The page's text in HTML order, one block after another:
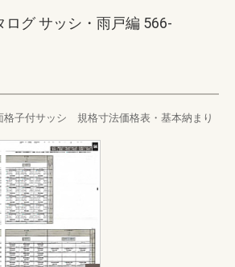
グ サッシ・雨戸編 566-
子付サッシ 規格寸法価格表・基本納まり